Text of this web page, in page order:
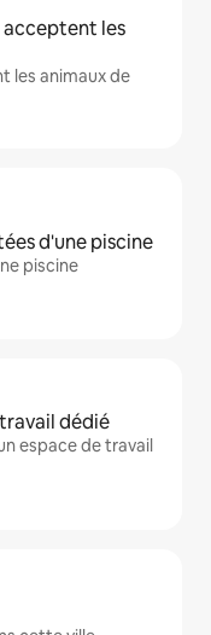
acceptent les
les animaux de
d'une piscine
piscine
dédié
espace de travail